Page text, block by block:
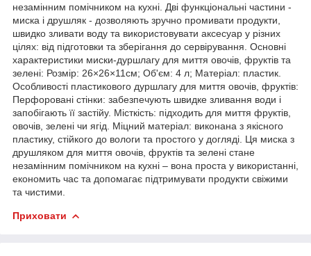
незамінним помічником на кухні. Дві функціональні частини -
миска і друшляк - дозволяють зручно промивати продукти,
швидко зливати воду та використовувати аксесуар у різних
цілях: від підготовки та зберігання до сервірування. Основні
характеристики миски-дуршлагу для миття овочів, фруктів та
зелені: Розмір: 26×26×11см; Об'єм: 4 л; Матеріал: пластик.
Особливості пластикового дуршлагу для миття овочів, фруктів:
Перфоровані стінки: забезпечують швидке зливання води і
запобігають її застійу. Місткість: підходить для миття фруктів,
овочів, зелені чи ягід. Міцний матеріал: виконана з якісного
пластику, стійкого до вологи та простого у догляді. Ця миска з
друшляком для миття овочів, фруктів та зелені стане
незамінним помічником на кухні – вона проста у використанні,
економить час та допомагає підтримувати продукти свіжими
та чистими.
Приховати